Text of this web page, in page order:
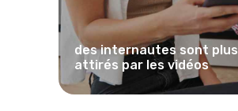
des internautes sont plus
attirés par les vidéos